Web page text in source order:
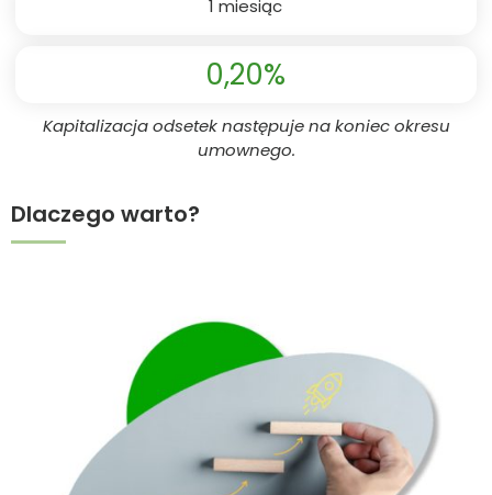
1 miesiąc
0,20%
Kapitalizacja odsetek następuje na koniec okresu
umownego.
Dlaczego warto?